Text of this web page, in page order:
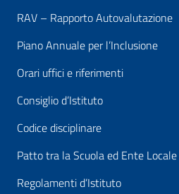
RAV – Rapporto Autovalutazione
Piano Annuale per l’Inclusione
Orari uffici e riferimenti
Consiglio d’Istituto
Codice disciplinare
Patto tra la Scuola ed Ente Locale
Regolamenti d’Istituto